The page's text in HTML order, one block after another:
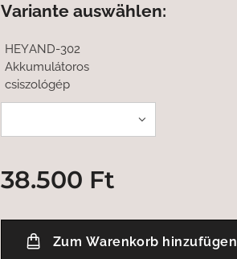
Variante auswählen:
HEYAND-302
Akkumulátoros
csiszológép
38.500 Ft
Zum Warenkorb hinzufügen